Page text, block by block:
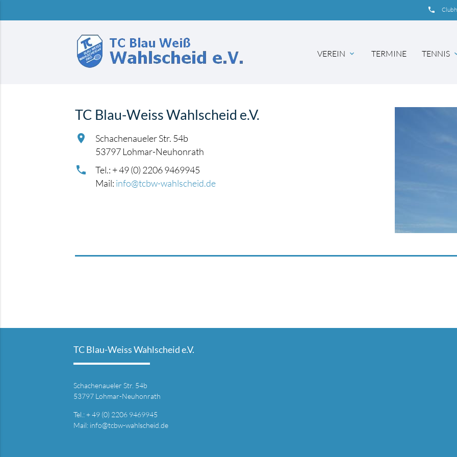
insert_phone
VEREIN expand_more TERMINE TENNIS
Suchbegriffe
TC Blau-Weiss Wahlscheid e.V.
Schachenaueler Str. 54b
53797 Lohmar-Neuhonrath
Tel.: + 49 (0) 2206 9469945
Mail: info@tcbw-wahlscheid.de
TC Blau-Weiss Wahlscheid e.V.
Schachenaueler Str. 54b
53797 Lohmar-Neuhonrath
Tel.: + 49 (0) 2206 9469945
Mail: info@tcbw-wahlscheid.de